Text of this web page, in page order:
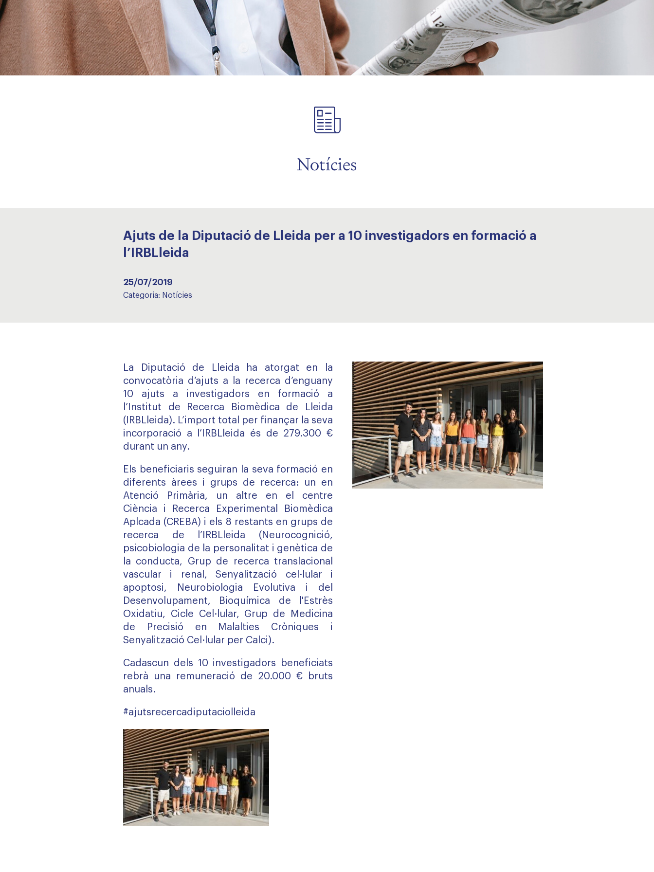
Notícies
Ajuts de la Diputació de Lleida per a 10 investigadors en formació a
l’IRBLleida
25/07/2019
Categoria: Notícies
La Diputació de Lleida ha atorgat en la
convocatòria d’ajuts a la recerca d’enguany
10 ajuts a investigadors en formació a
l’Institut de Recerca Biomèdica de Lleida
(IRBLleida). L’import total per finançar la seva
incorporació a l’IRBLleida és de 279.300 €
durant un any.
Els beneficiaris seguiran la seva formació en
diferents àrees i grups de recerca: un en
Atenció Primària, un altre en el centre
Ciència i Recerca Experimental Biomèdica
Aplcada (CREBA) i els 8 restants en grups de
recerca de l’IRBLleida ( Neurocognició,
psicobiologia de la personalitat i genètica de
la conducta, Grup de recerca translacional
vascular i renal ,Senyalització cel·lular i
apoptosi,
Neurobiologia Evolutiva i del
Desenvolupament,
Bioquímica de l'Estrès
Oxidatiu, Cicle Cel·lular, Grup de Medicina
de Precisió en Malalties Cròniques i
Senyalització Cel·lular per Calci ).
Cadascun dels 10 investigadors beneficiats
rebrà una remuneració de 20.000 € bruts
anuals.
#ajutsrecercadiputaciolleida